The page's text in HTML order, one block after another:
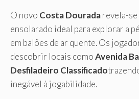
O novo Costa Douradarevela-
ensolarado ideal para explorar a
em balões de ar quente. Os
descobrir locais comoAvenida
Desfiladeiro Classificado
inegável à jogabilidade.